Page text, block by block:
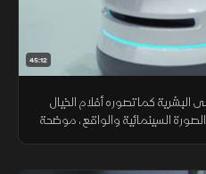
45:12
كما تصوره أفلام الخيال
السينمائية والواقع، موضحة